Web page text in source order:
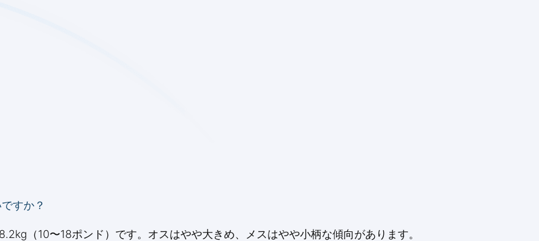
すか？
（10〜18ポンド）です。オスはやや大きめ、メスはやや小柄な傾向があります。